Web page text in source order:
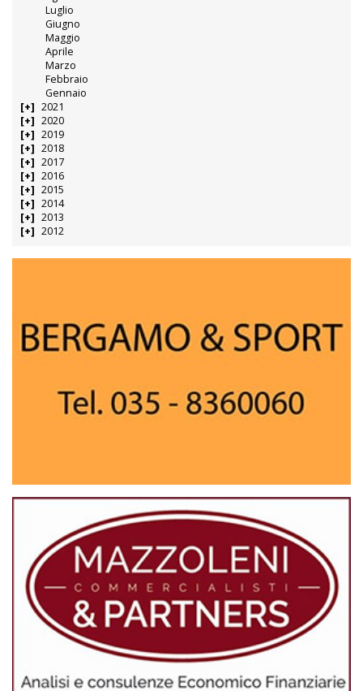
Luglio
Giugno
Maggio
Aprile
Marzo
Febbraio
Gennaio
2021
2020
2019
2018
2017
2016
2015
2014
2013
2012